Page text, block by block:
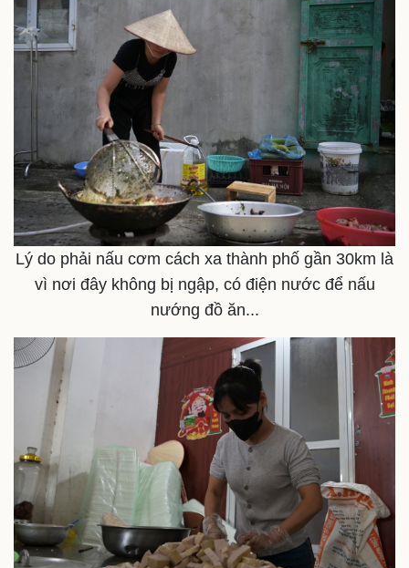
Thế giới
Quan sát
Cuộc sống đó đây
Hồ sơ
Multimedia
Video
Ảnh
E-Magazine
Infographic
Lý do phải nấu cơm cách xa thành phố gần 30km là
vì nơi đây không bị ngập, có điện nước để nấu
nướng đồ ăn...